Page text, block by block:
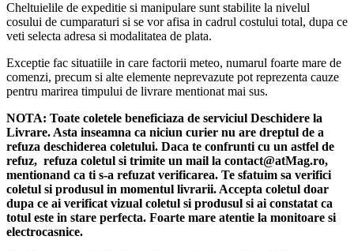
Cheltuielile de expeditie si manipulare sunt stabilite la nivelul
cosului de cumparaturi si se vor afisa in cadrul costului total, dupa ce
veti selecta adresa si modalitatea de plata.
Exceptie fac situatiile in care factorii meteo, numarul foarte mare de
comenzi, precum si alte elemente neprevazute pot reprezenta cauze
pentru marirea timpului de livrare mentionat mai sus.
NOTA: Toate coletele beneficiaza de serviciul Deschidere la
Livrare. Asta inseamna ca niciun curier nu are dreptul de a
refuza deschiderea coletului. Daca te confrunti cu un astfel de
refuz, refuza coletul si trimite un mail la contact@atMag.ro,
mentionand ca ti s-a refuzat verificarea. Te sfatuim sa verifici
coletul si produsul in momentul livrarii. Accepta coletul doar
dupa ce ai verificat vizual coletul si produsul si ai constatat ca
totul este in stare perfecta. Foarte mare atentie la monitoare si
electrocasnice.